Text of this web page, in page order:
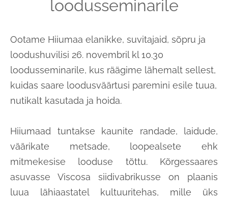
loodusseminarile
Ootame Hiiumaa elanikke, suvitajaid, sõpru ja
loodushuvilisi 26. novembril kl 10.30
loodusseminarile, kus räägime lähemalt sellest,
kuidas saare loodusväärtusi paremini esile tuua,
nutikalt kasutada ja hoida.
Hiiumaad tuntakse kaunite randade, laidude,
väärikate metsade, loopealsete ehk
mitmekesise looduse tõttu. Kõrgessaares
asuvasse Viscosa siidivabrikusse on plaanis
luua lähiaastatel kultuuritehas, mille üks